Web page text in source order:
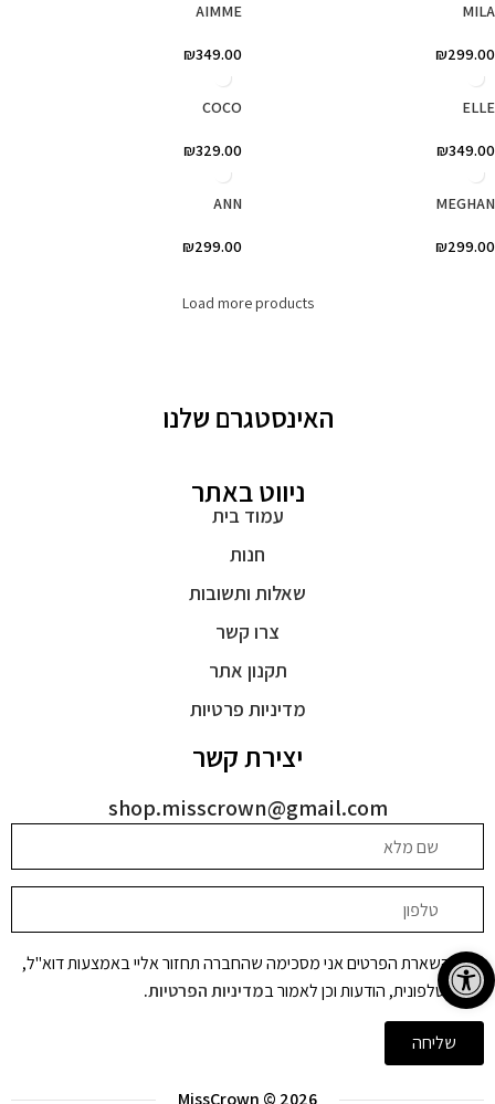
MILA
₪299.00
AIMME
₪349.00
ELLE
₪349.00
COCO
₪329.00
MEGHAN
₪299.00
ANN
₪299.00
Load more products
האינסטגרם שלנו
ניווט באתר
עמוד בית
חנות
שאלות ותשובות
צרו קשר
תקנון אתר
מדיניות פרטיות
יצירת קשר
shop.misscrown@gmail.com
בהשארת הפרטים אני מסכימה שהחברה תחזור אליי באמצעות דוא"ל,
שיחה טלפונית, הודעות וכן לאמור במדיניות הפרטיות.
שליחה
MissCrown © 2026
פתח סרגל נגישות